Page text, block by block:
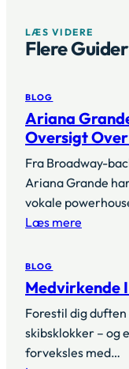
LÆS VIDERE
Flere
BLOG
Ariana
Oversigt
Fra Broadway-
Ariana Grande
vokale
Læs mere
BLOG
Medvirkende
Forestil dig
skibsklokker – og
forveksles med…